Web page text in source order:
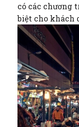
có các chương
biệt cho khách